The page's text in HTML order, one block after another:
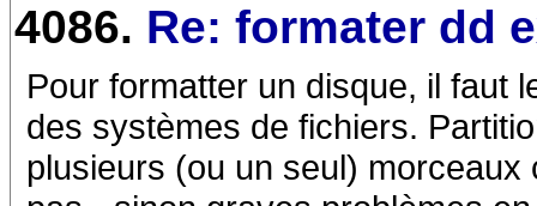
4086. Re: formater dd
Pour formatter un disque, il faut
des systèmes de fichiers.
plusieurs (ou un seul)